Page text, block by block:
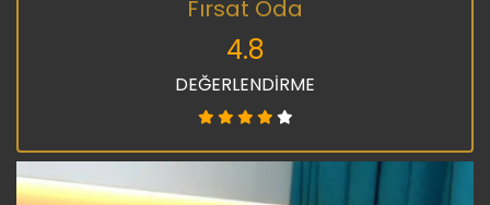
Fırsat Oda
4.8
DEĞERLENDİRME